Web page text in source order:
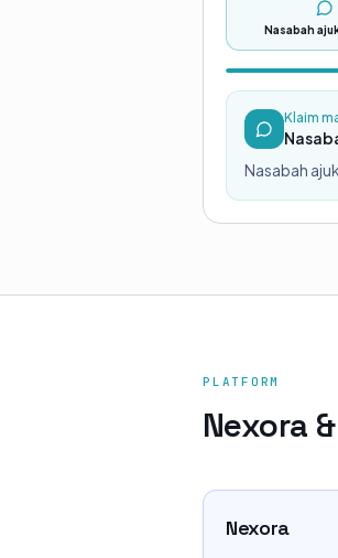
Nasabah
Klaim
Nasabah
PLATFORM
Nexora
Nexora